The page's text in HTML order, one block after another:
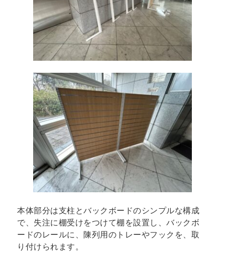
本体部分は支柱とバックボードのシンプルな構成
で、失注に棚受けをつけて棚を設置し、バックボ
ードのレールに、陳列用のトレーやフックを、取
り付けられます。